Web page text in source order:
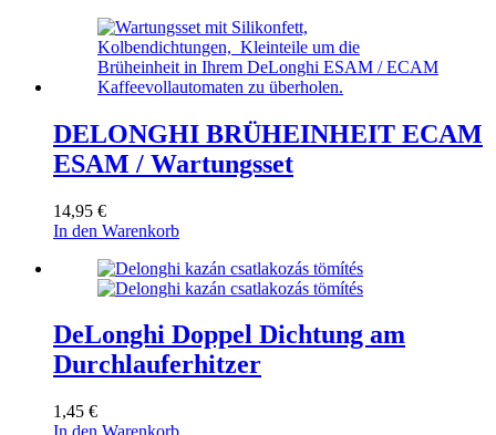
DELONGHI BRÜHEINHEIT ECAM
ESAM / Wartungsset
14,95 €
In den Warenkorb
DeLonghi Doppel Dichtung am
Durchlauferhitzer
1,45 €